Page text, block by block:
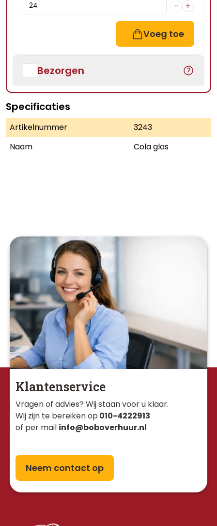
Voeg toe
Bezorgen
Specificaties
Artikelnummer
3243
Naam
Cola glas
Klantenservice
Vragen of advies? Wij staan voor u klaar.
Wij zijn te bereiken op 010-4222913
of per mail info@boboverhuur.nl
Neem contact op